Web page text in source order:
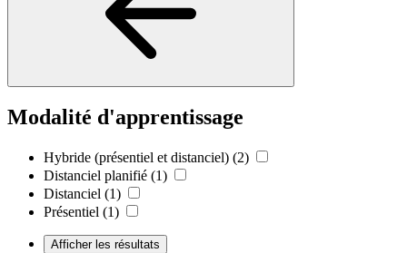
Modalité d'apprentissage
Hybride (présentiel et distanciel) (2)
Distanciel planifié (1)
Distanciel (1)
Présentiel (1)
Afficher les résultats